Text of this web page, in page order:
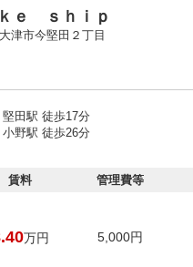
ｅ ｓｈｉｐ
津市今堅田２丁目
田駅 徒歩17分
野駅 徒歩26分
賃料 管理費等
万円 5,000円